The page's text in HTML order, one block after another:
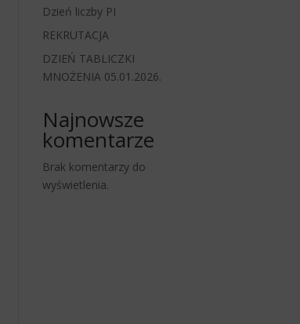
Dzień liczby PI
REKRUTACJA
DZIEŃ TABLICZKI
MNOŻENIA 05.01.2026.
Najnowsze
komentarze
Brak komentarzy do
wyświetlenia.